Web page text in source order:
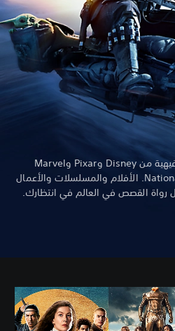
شاهد البرامج والمسلسلات الترفيهية من Disney وPixar وMarvel
وStar Wars وNational Geographic. الأفلام والمسلسلات والأعمال
رواة القصص في العالم في انتظارك.